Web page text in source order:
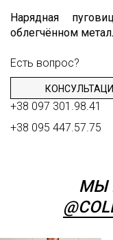
Нарядная
облегчённом
Есть вопрос?
+38 097 301.98.41
+38 095 447.57.75
МЫ